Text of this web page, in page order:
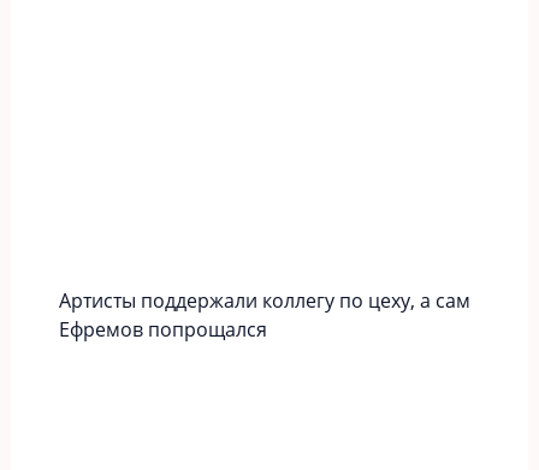
Артисты поддержали коллегу по цеху, а сам
Ефремов попрощался